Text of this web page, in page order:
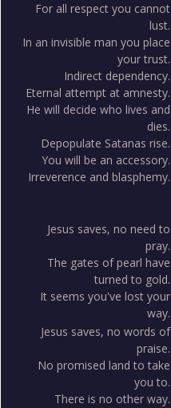
For all respect you cannot
lust.
In an invisible man you place
your trust.
Indirect dependency.
Eternal attempt at amnesty.
He will decide who lives and
dies.
Depopulate Satanas rise.
You will be an accessory.
Irreverence and blasphemy.
Jesus saves, no need to
pray.
The gates of pearl have
turned to gold.
It seems you've lost your
way.
Jesus saves, no words of
praise.
No promised land to take
you to.
There is no other way.